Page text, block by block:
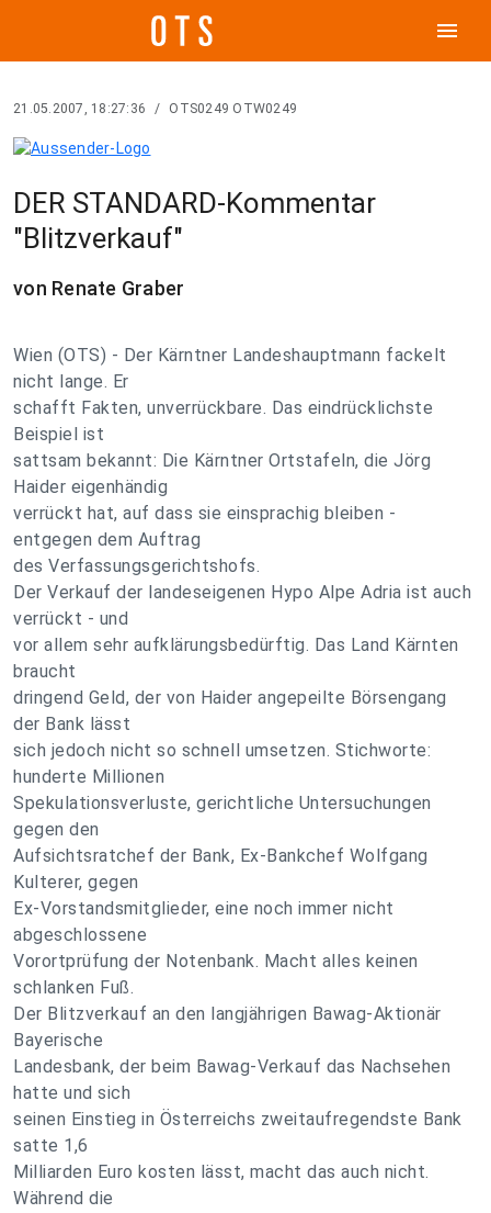
menu
21.05.2007, 18:27:36 / OTS0249 OTW0249
DER STANDARD-Kommentar
"Blitzverkauf"
von Renate Graber
Wien (OTS) - Der Kärntner Landeshauptmann fackelt
nicht lange. Er
schafft Fakten, unverrückbare. Das eindrücklichste
Beispiel ist
sattsam bekannt: Die Kärntner Ortstafeln, die Jörg
Haider eigenhändig
verrückt hat, auf dass sie einsprachig bleiben -
entgegen dem Auftrag
des Verfassungsgerichtshofs.
Der Verkauf der landeseigenen Hypo Alpe Adria ist auch
verrückt - und
vor allem sehr aufklärungsbedürftig. Das Land Kärnten
braucht
dringend Geld, der von Haider angepeilte Börsengang
der Bank lässt
sich jedoch nicht so schnell umsetzen. Stichworte:
hunderte Millionen
Spekulationsverluste, gerichtliche Untersuchungen
gegen den
Aufsichtsratchef der Bank, Ex-Bankchef Wolfgang
Kulterer, gegen
Ex-Vorstandsmitglieder, eine noch immer nicht
abgeschlossene
Vorortprüfung der Notenbank. Macht alles keinen
schlanken Fuß.
Der Blitzverkauf an den langjährigen Bawag-Aktionär
Bayerische
Landesbank, der beim Bawag-Verkauf das Nachsehen
hatte und sich
seinen Einstieg in Österreichs zweitaufregendste Bank
satte 1,6
Milliarden Euro kosten lässt, macht das auch nicht.
Während die